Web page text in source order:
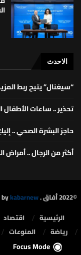
الاحدث
“سيغنال” يتيح ربط
تحذير .. ساعات
حاجز البشرة الصحي ..
أكثر من الرجال .. أمراض
©2022 أفاق . All Right Reserved. Designed and Developed by
kabarnew.
الرئيسية
⁠اقتصاد
رياضة
المنوعات
Focus Mode